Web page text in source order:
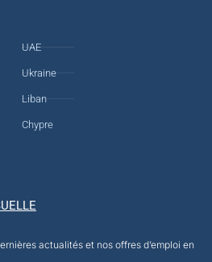
UAE
Ukraine
Liban
Chypre
actualités et nos offres d’emploi en